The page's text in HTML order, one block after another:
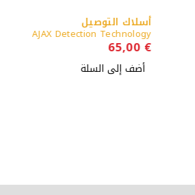
أسلاك التوصيل
AJAX Detection Technology
65,00€
أضف إلى السلة